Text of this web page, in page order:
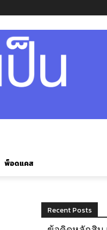
พ็อดแคส
Recent Posts